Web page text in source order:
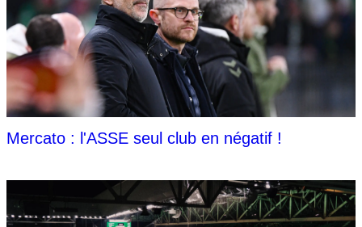
Mercato : l'ASSE seul club en négatif !